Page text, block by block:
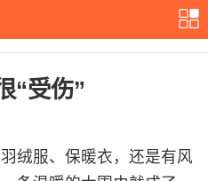
“受伤”
绒服、保暖衣，还是有风